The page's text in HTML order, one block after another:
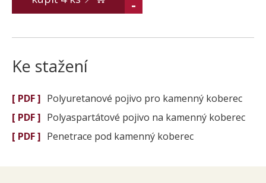
-
Ke stažení
[ PDF ] Polyuretanové pojivo pro kamenný koberec
[ PDF ] Polyaspartátové pojivo na kamenný koberec
[ PDF ] Penetrace pod kamenný koberec